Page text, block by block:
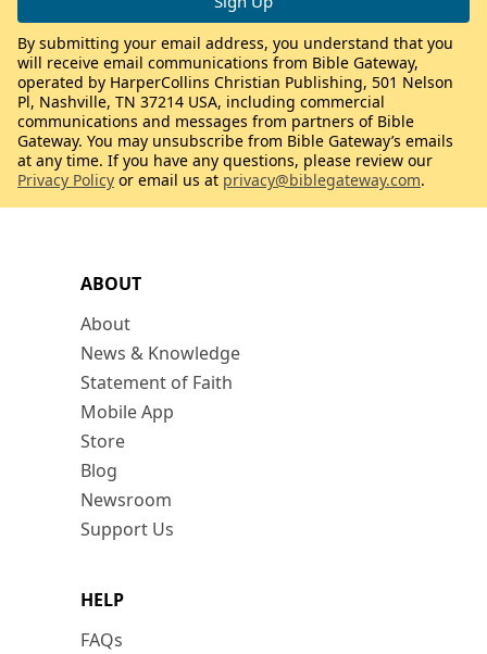
ABOUT
About
News & Knowledge
Statement of Faith
Mobile App
Store
Blog
Newsroom
Support Us
HELP
FAQs
By submitting your email address, you understand that you
will receive email communications from Bible Gateway,
operated by HarperCollins Christian Publishing, 501 Nelson
Pl, Nashville, TN 37214 USA, including commercial
communications and messages from partners of Bible
Gateway. You may unsubscribe from Bible Gateway’s emails
at any time. If you have any questions, please review our
Privacy Policy or email us at privacy@biblegateway.com.